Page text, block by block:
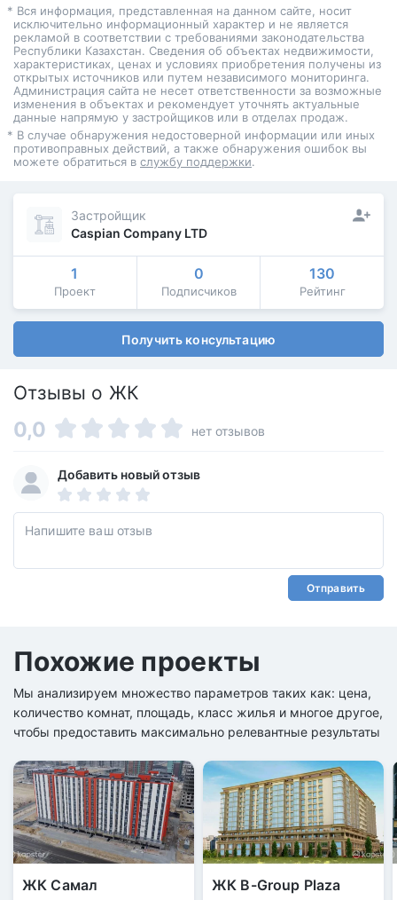
* Вся информация, представленная на данном сайте, носит
исключительно информационный характер и не является
рекламой в соответствии с требованиями законодательства
Республики Казахстан. Сведения об объектах недвижимости,
характеристиках, ценах и условиях приобретения получены из
открытых источников или путем независимого мониторинга.
Администрация сайта не несет ответственности за возможные
изменения в объектах и рекомендует уточнять актуальные
данные напрямую у застройщиков или в отделах продаж.
* В случае обнаружения недостоверной информации или иных
противоправных действий, а также обнаружения ошибок вы
можете обратиться в службу поддержки.
Застройщик
Caspian Company LTD
1
Проект
0
Подписчиков
130
Рейтинг
Получить консультацию
Отзывы о ЖК
0,0 нет отзывов
Добавить новый отзыв
Отправить
Похожие проекты
Мы анализируем множество параметров таких как: цена,
количество комнат, площадь, класс жилья и многое другое,
чтобы предоставить максимально релевантные результаты
ЖК Самал ЖК B-Group Plaza